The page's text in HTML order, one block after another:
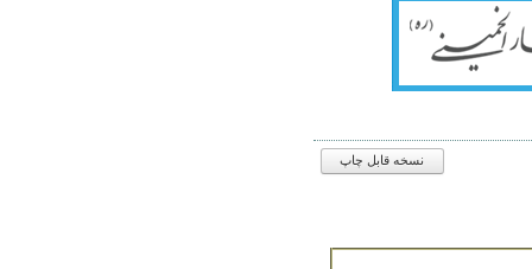
نسخه قابل چاپ